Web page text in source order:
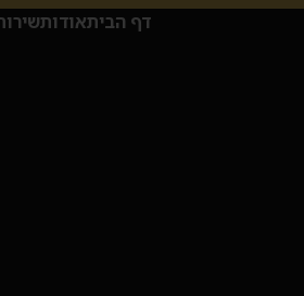
דף הביתאודות